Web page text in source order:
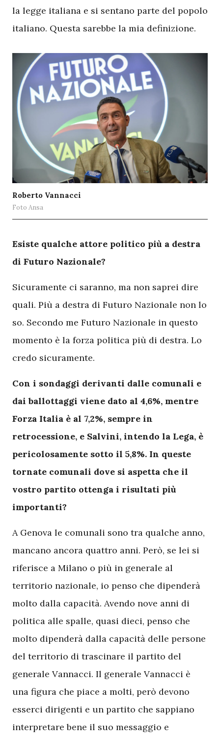
la legge italiana e si sentano parte del popolo
italiano. Questa sarebbe la mia definizione.
Roberto Vannacci
Foto Ansa
Esiste qualche attore politico più a destra
di Futuro Nazionale?
Sicuramente ci saranno, ma non saprei dire
quali. Più a destra di Futuro Nazionale non lo
so. Secondo me Futuro Nazionale in questo
momento è la forza politica più di destra. Lo
credo sicuramente.
Con i sondaggi derivanti dalle comunali e
dai ballottaggi viene dato al 4,6%, mentre
Forza Italia è al 7,2%, sempre in
retrocessione, e Salvini, intendo la Lega, è
pericolosamente sotto il 5,8%. In queste
tornate comunali dove si aspetta che il
vostro partito ottenga i risultati più
importanti?
A Genova le comunali sono tra qualche anno,
mancano ancora quattro anni. Però, se lei si
riferisce a Milano o più in generale al
territorio nazionale, io penso che dipenderà
molto dalla capacità. Avendo nove anni di
politica alle spalle, quasi dieci, penso che
molto dipenderà dalla capacità delle persone
del territorio di trascinare il partito del
generale Vannacci. Il generale Vannacci è
una figura che piace a molti, però devono
esserci dirigenti e un partito che sappiano
interpretare bene il suo messaggio e